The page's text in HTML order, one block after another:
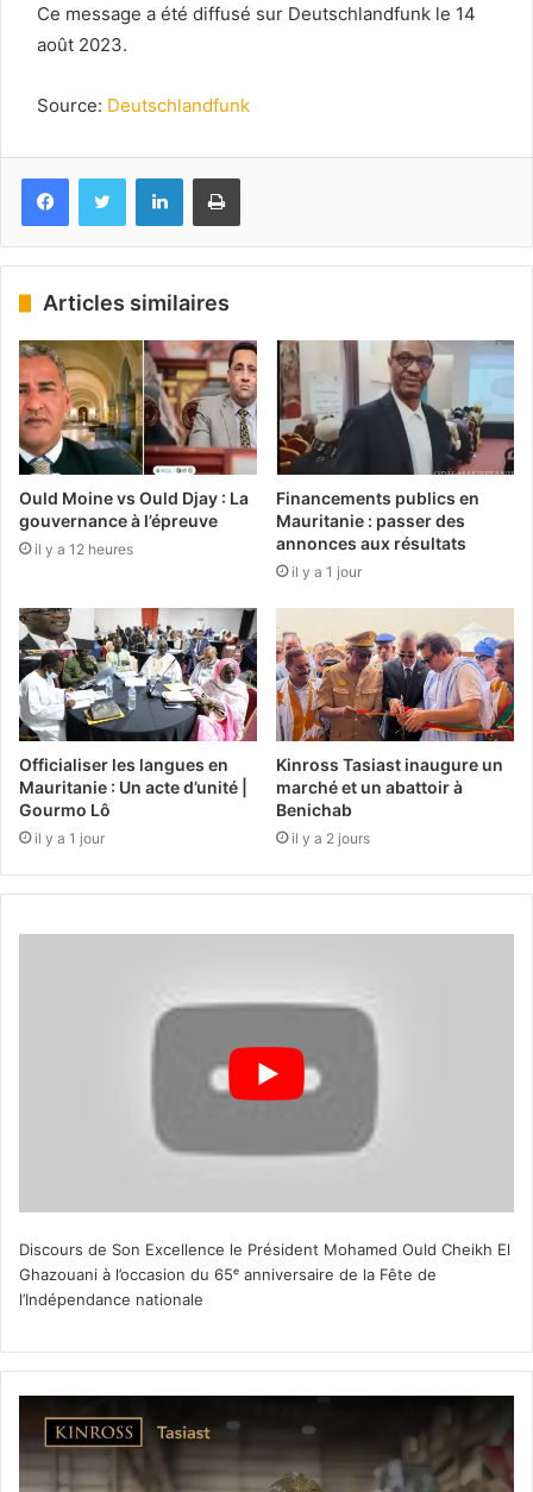
Ce message a été diffusé sur Deutschlandfunk le 14
août 2023.
Source: Deutschlandfunk
FacebookTwitter LinkedinImprimer
Articles similaires
Ould Moine vs Ould Djay : La
gouvernance à l’épreuve
il y a 12 heures
Financements publics en
Mauritanie : passer des
annonces aux résultats
il y a 1 jour
Officialiser les langues en
Mauritanie : Un acte d’unité |
Gourmo Lô
il y a 1 jour
Kinross Tasiast inaugure un
marché et un abattoir à
Benichab
il y a 2 jours
Discours de Son Excellence le Président Mohamed Ould Cheikh El
Ghazouani à l’occasion du 65ᵉ anniversaire de la Fête de
l’Indépendance nationale